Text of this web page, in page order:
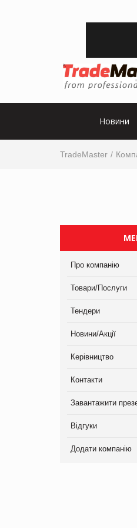
Новини
TradeMaster
Про компанію
Товари/Послуги
Тендери
Новини/Акції
Керівництво
Контакти
Завантажити
Відгуки
Додати компанію